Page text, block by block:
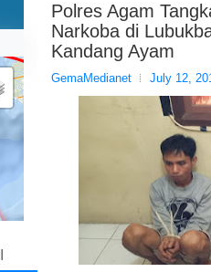
Polres Agam
Narkoba di
Kandang Ayam
GemaMedianet July 12,